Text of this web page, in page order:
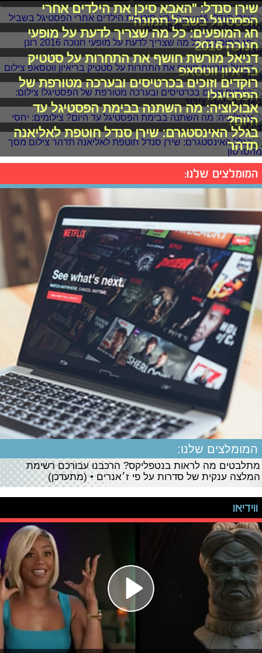
שירן סנדל: "האבא סיכן את הילדים אחרי
הפסטיגל בשביל תמונה"
חג המופעים: כל מה שצריך לדעת על מופעי
חנוכה 2016
דניאל מורשת חושף את התחרות על סטטיק
בריאיון ווטסאפ
רוקדים וזוכים בכרטיסים ובערכה מטורפת של
הפסטיגל!
אבולוציה: מה השתנה בבימת הפסטיגל עד
היום?
בגלל האינסטגרם: שירן סנדל חוטפת לאליאנה
תדהר
המומלצים שלנו:
המומלצים שלנו:
מתלבטים מה לראות בנטפליקס? הרכבנו עבורכם רשימת
המלצה ענקית של סדרות על פי ז׳אנרים • (מתעדכן)
ווידיאו